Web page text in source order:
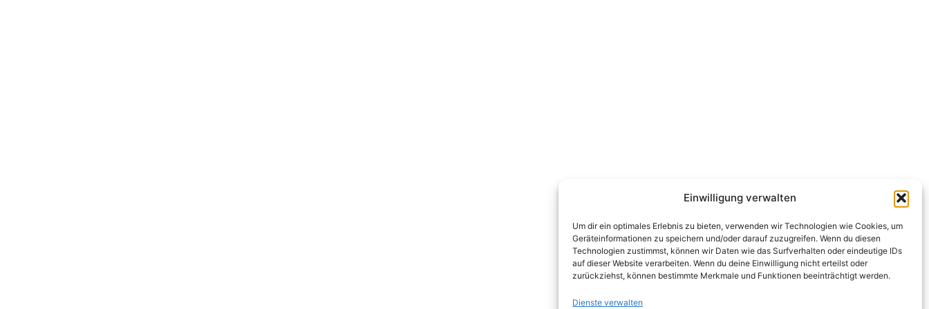
Einwilligung verwalten
Um dir ein optimales Erlebnis zu bieten, verwenden wir Technologien wie Cookies, um
Geräteinformationen zu speichern und/oder darauf zuzugreifen. Wenn du diesen
Technologien zustimmst, können wir Daten wie das Surfverhalten oder eindeutige IDs
auf dieser Website verarbeiten. Wenn du deine Einwilligung nicht erteilst oder
zurückziehst, können bestimmte Merkmale und Funktionen beeinträchtigt werden.
Dienste verwalten